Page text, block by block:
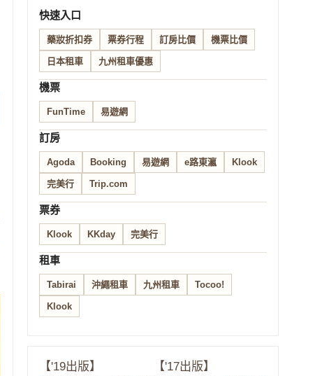
快速入口
藥妝折扣券 票券行程 訂房比價 機票比價
日本租車 九州租車優惠
機票
FunTime 易遊網
訂房
Agoda Booking 易遊網 e路東瀛 Klook
完美行 Trip.com
票券
Klook KKday 完美行
租車
Tabirai 沖繩租車 九州租車 Tocoo!
Klook
【'19出版】
【'17出版】